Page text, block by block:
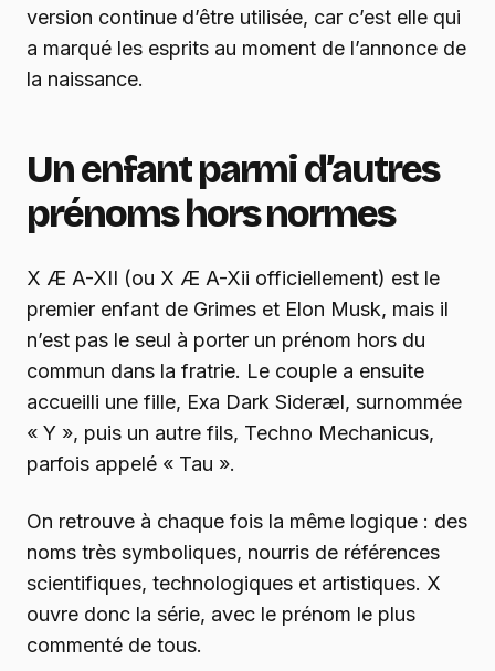
version continue d’être utilisée, car c’est elle qui
a marqué les esprits au moment de l’annonce de
la naissance.
Un enfant parmi d’autres
prénoms hors normes
X Æ A-XII (ou X Æ A-Xii officiellement) est le
premier enfant de Grimes et Elon Musk, mais il
n’est pas le seul à porter un prénom hors du
commun dans la fratrie. Le couple a ensuite
accueilli une fille, Exa Dark Sideræl, surnommée
« Y », puis un autre fils, Techno Mechanicus,
parfois appelé « Tau ».
On retrouve à chaque fois la même logique : des
noms très symboliques, nourris de références
scientifiques, technologiques et artistiques. X
ouvre donc la série, avec le prénom le plus
commenté de tous.